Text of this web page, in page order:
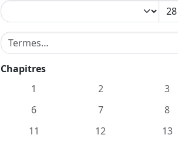
Terme de recherche dans la concordance
Chapitres
1
2 3
6
7 8
11
12 13